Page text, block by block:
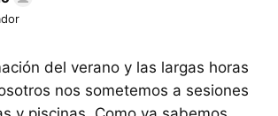
del verano y las largas horas
nos sometemos a sesiones